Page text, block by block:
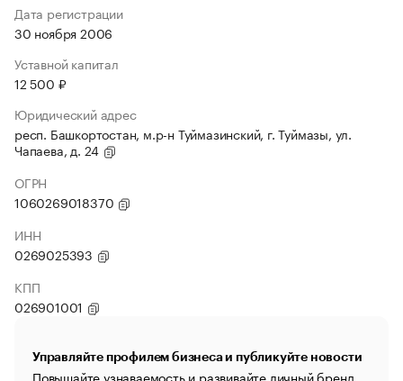
Дата регистрации
30 ноября 2006
Уставной капитал
12 500 ₽
Юридический адрес
респ. Башкортостан, м.р-н Туймазинский, г. Туймазы, ул.
Чапаева, д. 24
ОГРН
1060269018370
ИНН
0269025393
КПП
026901001
Управляйте профилем бизнеса и публикуйте новости
Повышайте узнаваемость и развивайте личный бренд